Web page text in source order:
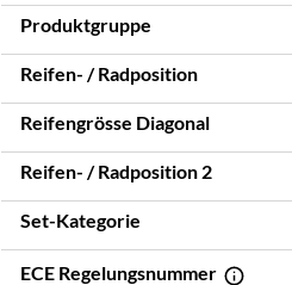
Produktgruppe
Reifen- / Radposition
Reifengrösse Diagonal
Reifen- / Radposition 2
Set-Kategorie
ECE Regelungsnummer